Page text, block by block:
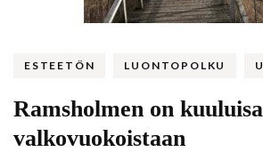
ESTEETÖN LUONTOPOLKU
Ramsholmen on kuuluisa
valkovuokoistaan